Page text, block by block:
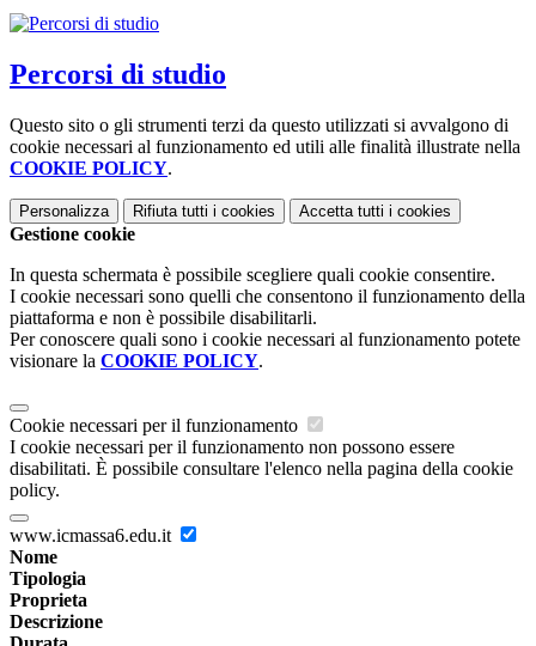
Percorsi di studio
Questo sito o gli strumenti terzi da questo utilizzati si avvalgono di
cookie necessari al funzionamento ed utili alle finalità illustrate nella
COOKIE POLICY.
Personalizza Rifiuta tutti i cookies Accetta tutti i cookies
Gestione cookie
In questa schermata è possibile scegliere quali cookie consentire.
I cookie necessari sono quelli che consentono il funzionamento della
piattaforma e non è possibile disabilitarli.
Per conoscere quali sono i cookie necessari al funzionamento potete
visionare la COOKIE POLICY.
Cookie necessari per il funzionamento
I cookie necessari per il funzionamento non possono essere
disabilitati. È possibile consultare l'elenco nella pagina della cookie
policy.
www.icmassa6.edu.it
Nome
Tipologia
Proprieta
Descrizione